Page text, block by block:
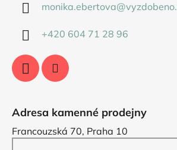
monika.ebertova@
+420 604 71 28 96
Adresa kamenné prodejny
Francouzská 70, Praha 10